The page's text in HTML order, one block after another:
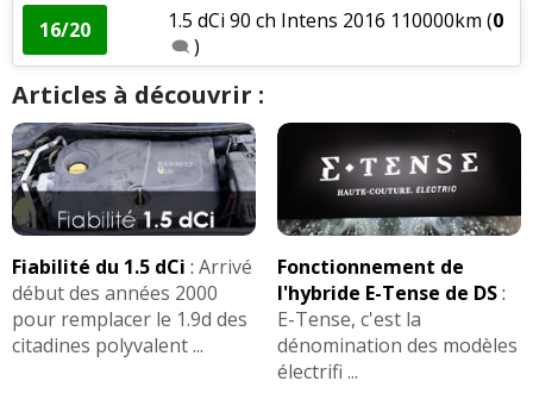
16/20 1.5 dCi 90 ch Intens 2016 110000km (0
)
Articles à découvrir :
Fiabilité du 1.5 dCi : Arrivé
début des années 2000
pour remplacer le 1.9d des
citadines polyvalent ...
Fonctionnement de
l'hybride E-Tense de DS:
E-Tense, c'est la
dénomination des modèles
électrifi ...